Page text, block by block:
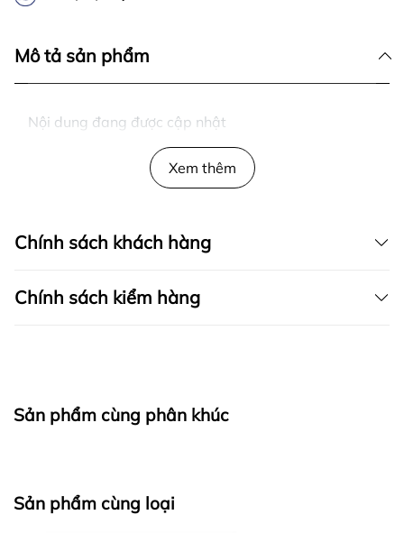
Mô tả sản phẩm
Nội dung đang được cập nhật
Xem thêm
Chính sách khách hàng
Chính sách kiểm hàng
Sản phẩm cùng phân khúc
Sản phẩm cùng loại